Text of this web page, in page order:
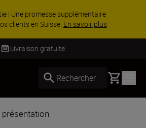
| Une promesse supplémentaire
clients en Suisse. En savoir plus
Livraison gratuite
Rechercher Basket
présentation